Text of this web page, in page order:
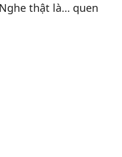
thật là… quen